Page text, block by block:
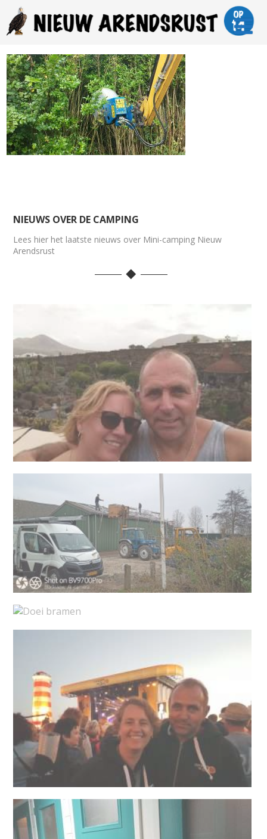
NIEUWS OVER DE CAMPING
Lees hier het laatste nieuws over Mini-camping Nieuw
Arendsrust